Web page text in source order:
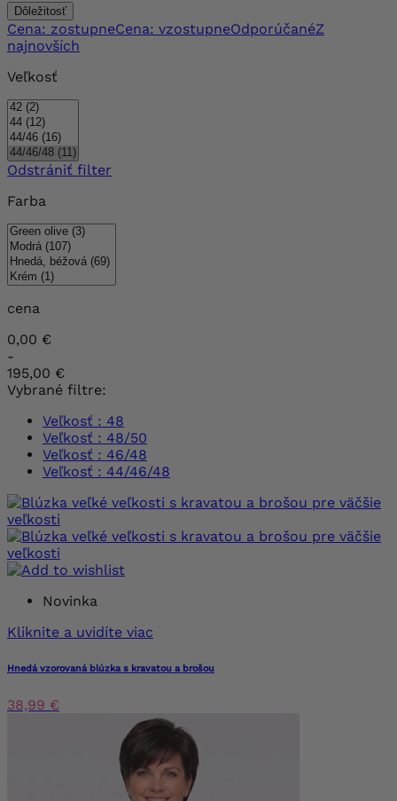
Dôležitosť
Cena: zostupneCena: vzostupneOdporúčanéZ
najnovších
Veľkosť
Odstrániť filter
Farba
cena
0,00 €
-
195,00 €
Vybrané filtre:
Veľkosť : 48
Veľkosť : 48/50
Veľkosť : 46/48
Veľkosť : 44/46/48
Novinka
Kliknite a uvidíte viac
Hnedá vzorovaná blúzka s kravatou a brošou
38,99 €